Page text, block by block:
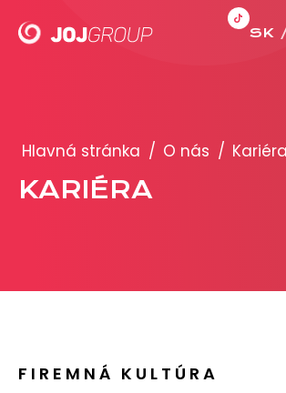
SK
Brandy
Produkty
Prezentácia 2026
Hlavná stránka / O nás / Kariéra
KARIÉRA
FIREMNÁ KULTÚRA